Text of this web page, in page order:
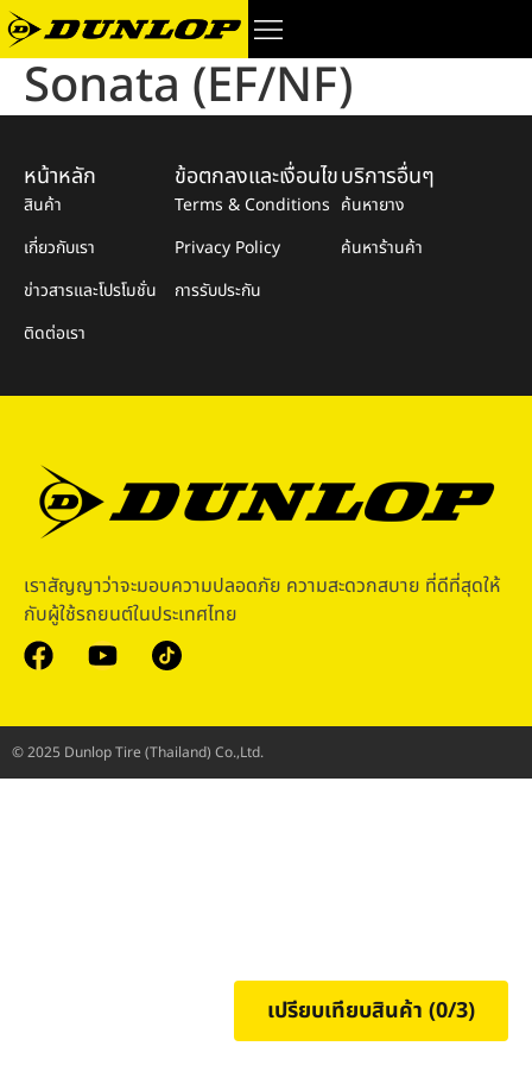
Sonata (EF/NF)
© 2025 Dunlop Tire (Thailand) Co.,Ltd.
เราสัญญาว่าจะมอบความปลอดภัย ความสะดวกสบาย ที่ดีที่สุดให้
กับผู้ใช้รถยนต์ในประเทศไทย
หน้าหลัก
สินค้า
เกี่ยวกับเรา
ข่าวสารและโปรโมชั่น
ติดต่อเรา
ข้อตกลงและเงื่อนไข
Terms & Conditions
Privacy Policy
การรับประกัน
บริการอื่นๆ
ค้นหายาง
ค้นหาร้านค้า
เปรียบเทียบสินค้า (0/3)